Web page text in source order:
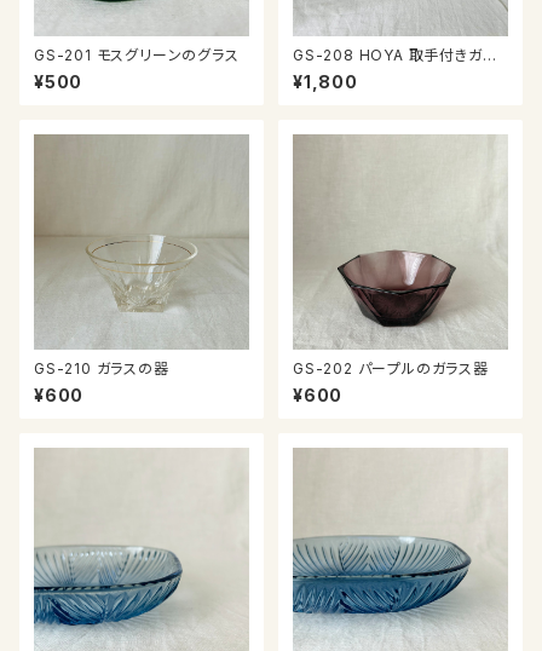
GS-201 モスグリーンのグラス
¥500
GS-208 HOYA 取手付きガラ
ス皿
¥1,800
GS-210 ガラスの器
¥600
GS-202 パープルのガラス器
¥600